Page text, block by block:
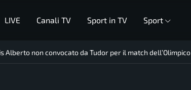
LIVE Canali TV Sport in TV Sport
Alberto non convocato da Tudor per il match dell’Olimpico